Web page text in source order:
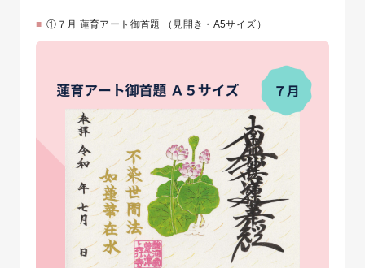
①７月 蓮育アート御首題 （見開き・A5サイズ） ⁡